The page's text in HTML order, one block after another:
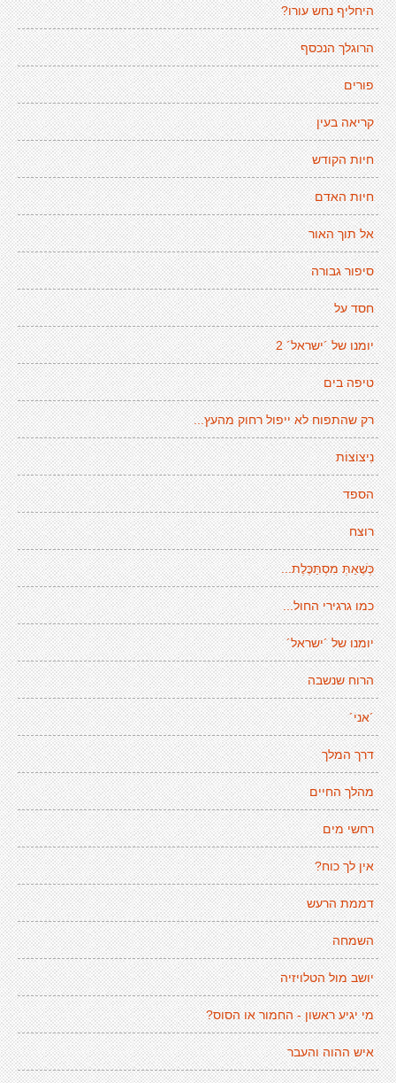
היחליף נחש עורו?
הרוגלך הנכסף
פורים
קריאה בעין
חיות הקודש
חיות האדם
אל תוך האור
סיפור גבורה
חסד על
יומנו של ´ישראל´ 2
טיפה בים
רק שהתפוח לא ייפול רחוק מהעץ...
נִיצוֹצוֹת
הספד
רוצח
כְּשֶׁאַתְּ מִסְתַּכֶּלֶת...
כמו גרגירי החול...
יומנו של ´ישראל´
הרוח שנשבה
´אני´
דרך המלך
מהלך החיים
רחשי מים
אין לך כוח?
דממת הרעש
השמחה
יושב מול הטלויזיה
מי יגיע ראשון - החמור או הסוס?
איש ההוה והעבר